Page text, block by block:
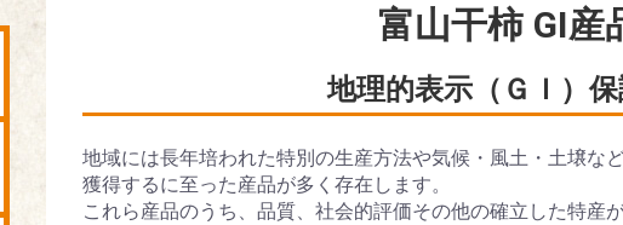
富山干柿 GI産
地理的表示（ＧＩ）
地域には長年培われた特別の生産方法や気候・風土・土壌な
獲得するに至った産品が多く存在します。
これら産品のうち、品質、社会的評価その他の確立した特産